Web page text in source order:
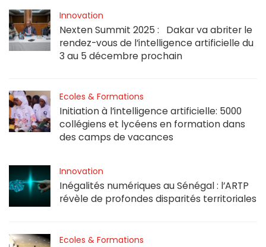
Innovation
Nexten Summit 2025 : Dakar va abriter le
rendez-vous de l’intelligence artificielle du
3 au 5 décembre prochain
Ecoles & Formations
Initiation à l’intelligence artificielle: 5000
collégiens et lycéens en formation dans
des camps de vacances
Innovation
Inégalités numériques au Sénégal : l’ARTP
révèle de profondes disparités territoriales
Ecoles & Formations